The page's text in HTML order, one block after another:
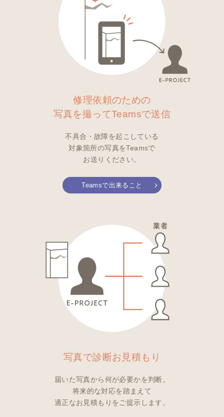
修理依頼のための
写真を撮ってTeamsで送信
不具合・故障を起こしている
対象箇所の写真をTeamsで
お送りください。
Teamsで出来ること
写真で診断お見積もり
届いた写真から何が必要かを判断。
将来的な対応を踏まえて
適正なお見積もりをご提示します。